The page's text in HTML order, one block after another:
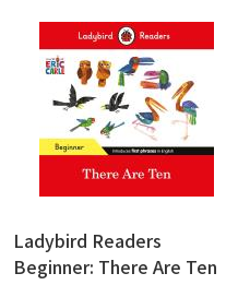
Ladybird Readers
Beginner: There Are Ten